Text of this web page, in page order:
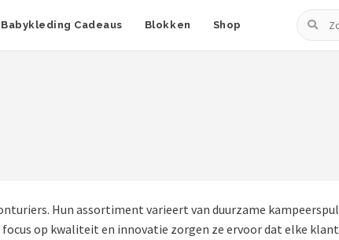
Babykleding Cadeaus Blokken Shop
Zoeken
Hun assortiment varieert van duurzame
op kwaliteit en innovatie zorgen ze ervoor dat elke